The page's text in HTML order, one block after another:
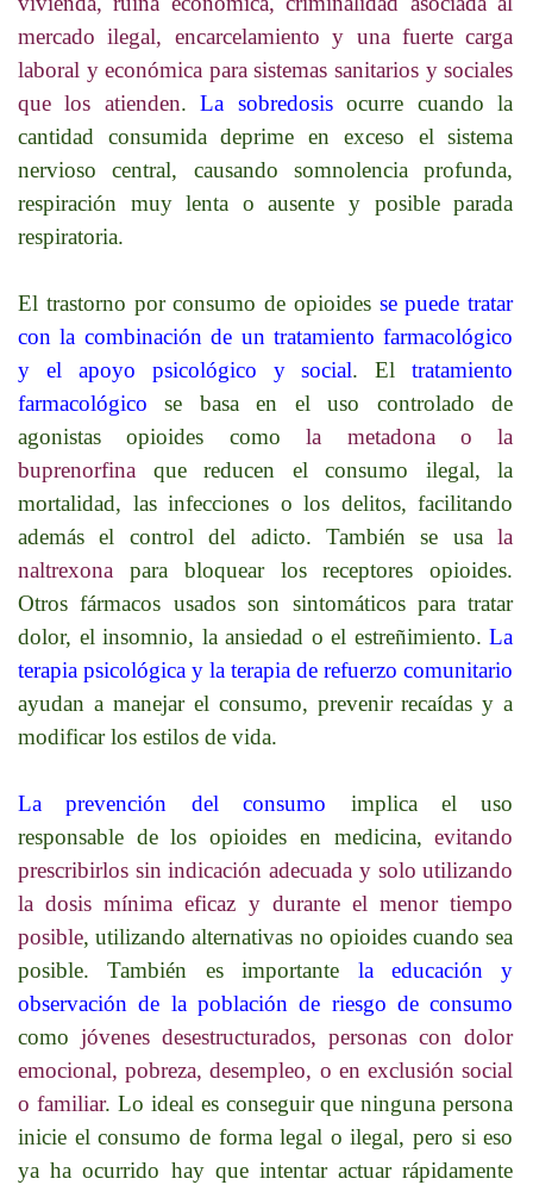
mercado ilegal, encarcelamiento y una fuerte carga
laboral y económica para sistemas sanitarios y sociales
que los atienden.La sobredosisocurre cuando la
cantidad consumida deprime en exceso el sistema
nervioso central, causando somnolencia profunda,
respiración muy lenta o ausente y posible parada
respiratoria.​
El trastorno por consumo de opioides se puede tratar
con la combinación de un tratamiento farmacológico
y el apoyo psicológico y social. Eltratamiento
farmacológico se basa en el uso controlado de
agonistas opioides como la metadona o la
buprenorfina que reducen el consumo ilegal, la
mortalidad, las infecciones o los delitos, facilitando
además el control del adicto. También se usala
naltrexona para bloquear los receptores opioides.
Otros fármacos usados son sintomáticos para tratar
dolor, el insomnio, la ansiedad o el estreñimiento.La
terapia psicológica y la terapia de refuerzo comunitario
ayudan a manejar el consumo, prevenir recaídas y a
modificar los estilos de vida.
La prevención del consumo implica el uso
responsable de los opioides en medicina,evitando
prescribirlos sin indicación adecuada y solo utilizando
la dosis mínima eficaz y durante el menor tiempo
posible, utilizando alternativas no opioides cuando sea
posible. También es importante la educación y
observación de la población de riesgo de consumo
comojóvenes desestructurados, personas con dolor
emocional, pobreza, desempleo, o en exclusión social
o familiar. Lo ideal es conseguir que ninguna persona
inicie el consumo de forma legal o ilegal, pero si eso
ya ha ocurrido hay que intentar actuar rápidamente